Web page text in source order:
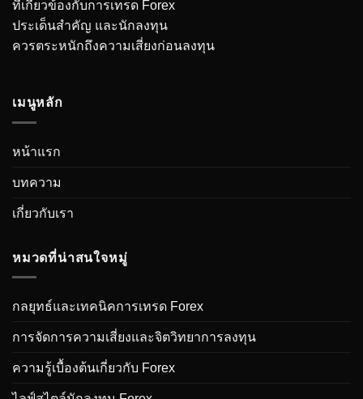
ที่เกี่ยวข้องกับการเทรด Forex
ประเด็นสำคัญ และนักลงทุน
ควรตระหนักถึงความเสี่ยงก่อนลงทุน
เมนูหลัก
หน้าแรก
บทความ
เกี่ยวกับเรา
หมวดที่น่าสนใจหมู่
กลยุทธ์และเทคนิคการเทรด Forex
การจัดการความเสี่ยงและจิตวิทยาการลงทุน
ความรู้เบื้องต้นเกี่ยวกับ Forex